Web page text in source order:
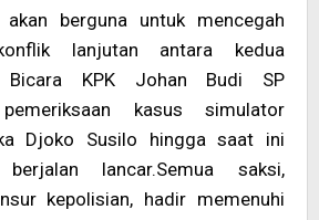
akan berguna untuk mencegah
lanjutan antara kedua
Bicara KPK Johan Budi SP
pemeriksaan kasus simulator
Djoko Susilo hingga saat ini
lancar.Semua saksi,
kepolisian, hadir memenuhi